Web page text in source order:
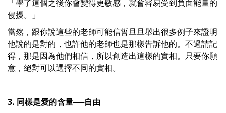
「學了這個之後你會變得更敏感，就會容易受到負面能量的
侵擾。」
當然，跟你說這些的老師可能信誓旦旦舉出很多例子來證明
他說的是對的，也許他的老師也是那樣告訴他的。不過請記
得，那是因為他們相信，所以創造出這樣的實相。只要你願
意，絕對可以選擇不同的實相。
3. 同樣是愛的含量──自由